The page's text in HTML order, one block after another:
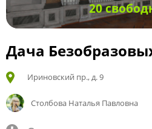
20
Дача
Ириновский пр., д. 9
Столбова Наталья Павловна